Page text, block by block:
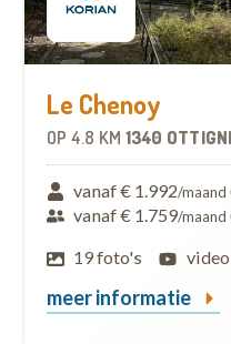
Le Chenoy
OP 4.8 KM 1340
vanaf € 1.992/maand
vanaf € 1.759/maand
19 foto's
video
meer informatie